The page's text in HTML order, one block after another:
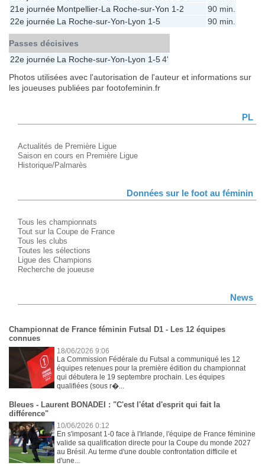
21e journée Montpellier-La Roche-sur-Yon 1-2
90 min.
22e journée La Roche-sur-Yon-Lyon 1-5 90 min.
Passes décisives
22e journée La Roche-sur-Yon-Lyon 1-54'
Photos utilisées avec l'autorisation de l'auteur et informations sur
les joueuses publiées par footofeminin.fr
PL
Actualités de Première Ligue
Saison en cours en Première Ligue
Historique/Palmarès
Données sur le foot au féminin
Tous les championnats
Tout sur la Coupe de France
Tous les clubs
Toutes les sélections
Ligue des Champions
Recherche de joueuse
News
Championnat de France féminin Futsal D1 - Les 12 équipes
connues
18/06/2026 9:06
La Commission Fédérale du Futsal a communiqué les 12
équipes retenues pour la première édition du championnat
qui débutera le 19 septembre prochain. Les équipes
qualifiées (sous r�...
Bleues - Laurent BONADEI : "C'est l'état d'esprit qui fait la
différence"
10/06/2026 0:12
En s'imposant 1-0 face à l'Irlande, l'équipe de France féminine
valide sa qualification directe pour la Coupe du monde 2027
au Brésil. Au terme d'une double confrontation difficile et
d'une...